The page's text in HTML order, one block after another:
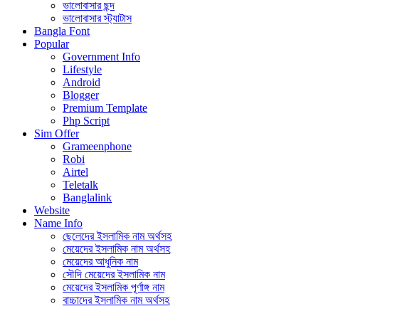
ভালোবাসার ছন্দ
ভালোবাসার স্ট্যাটাস
Bangla Font
Popular
Government Info
Lifestyle
Android
Blogger
Premium Template
Php Script
Sim Offer
Grameenphone
Robi
Airtel
Teletalk
Banglalink
Website
Name Info
ছেলেদের ইসলামিক নাম অর্থসহ
মেয়েদের ইসলামিক নাম অর্থসহ
মেয়েদের আধুনিক নাম
সৌদি মেয়েদের ইসলামিক নাম
মেয়েদের ইসলামিক পূর্ণাঙ্গ নাম
বাচ্চাদের ইসলামিক নাম অর্থসহ